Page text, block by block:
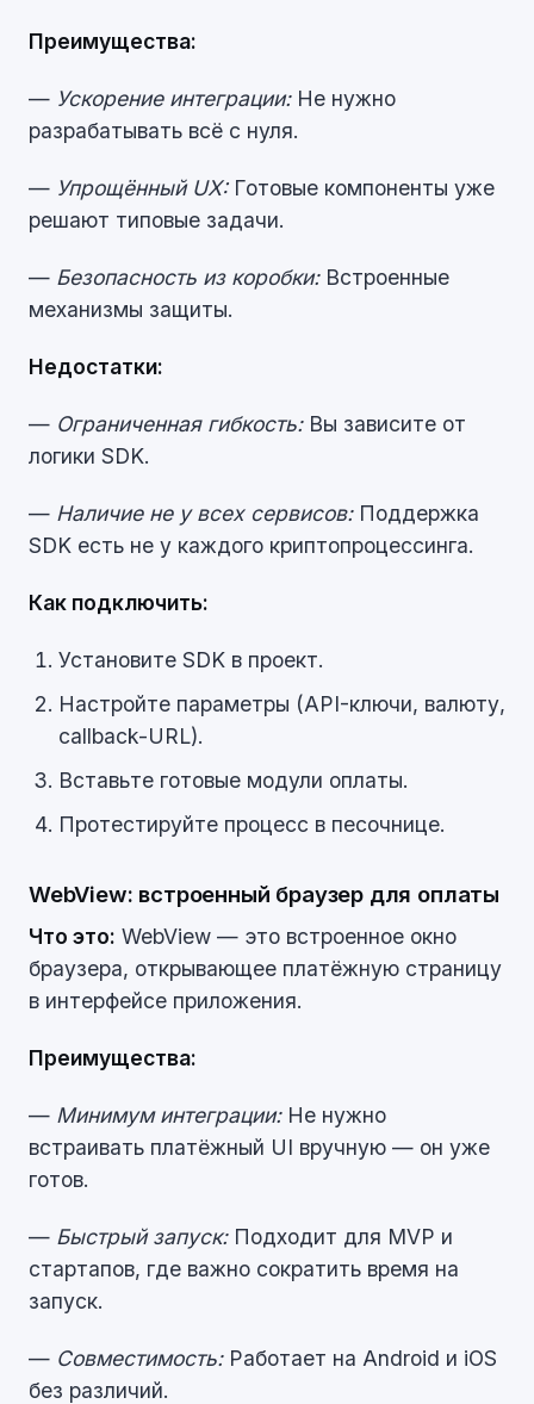
Преимущества:
— Ускорение интеграции:Не нужно
разрабатывать всё с нуля.
— Упрощённый UX:Готовые компоненты уже
решают типовые задачи.
— Безопасность из коробки:Встроенные
механизмы защиты.
Недостатки:
— Ограниченная гибкость:Вы зависите от
логики SDK.
— Наличие не у всех сервисов:Поддержка
SDK есть не у каждого криптопроцессинга.
Как подключить:
Установите SDK в проект.
Настройте параметры (API-ключи, валюту,
callback-URL).
Вставьте готовые модули оплаты.
Протестируйте процесс в песочнице.
WebView: встроенный браузер для оплаты
Что это: WebView — это встроенное окно
браузера, открывающее платёжную страницу
в интерфейсе приложения.
Преимущества:
— Минимум интеграции:Не нужно
встраивать платёжный UI вручную — он уже
готов.
— Быстрый запуск:Подходит для MVP и
стартапов, где важно сократить время на
запуск.
— Совместимость:Работает на Android и iOS
без различий.